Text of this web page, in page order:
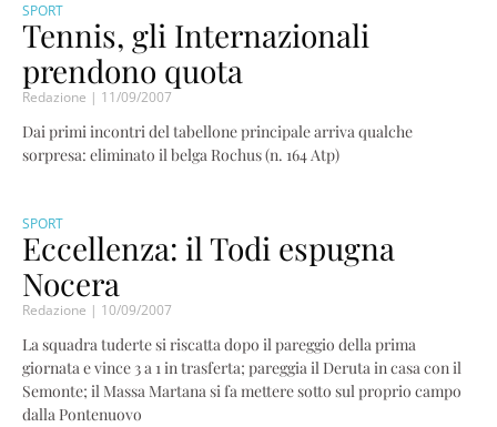
SPORT
Tennis, gli Internazionali
prendono quota
Redazione 11/09/2007
Dai primi incontri del tabellone principale arriva qualche
sorpresa: eliminato il belga Rochus (n. 164 Atp)
SPORT
Eccellenza: il Todi espugna
Nocera
Redazione 10/09/2007
La squadra tuderte si riscatta dopo il pareggio della prima
giornata e vince 3 a 1 in trasferta; pareggia il Deruta in casa con il
Semonte; il Massa Martana si fa mettere sotto sul proprio campo
dalla Pontenuovo